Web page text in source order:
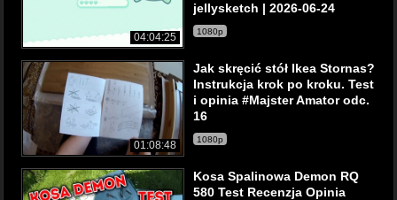
04:04:25
jellysketch | 2026-06-24
1080p
01:08:48
Jak skręcić stół Ikea Stornas?
Instrukcja krok po kroku. Test
i opinia #Majster Amator odc.
16
1080p
Kosa Spalinowa Demon RQ
580 Test Recenzja Opinia